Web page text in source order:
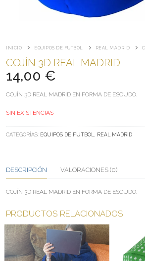
INICIO EQUIPOS DE FUTBOL REAL MADRID
COJÍN 3D REAL MADRID
14,00 €
COJÍN 3D REAL MADRID EN FORMA DE ESCUDO.
SIN EXISTENCIAS
CATEGORÍAS: EQUIPOS DE FUTBOL, REAL MADRID
DESCRIPCIÓN VALORACIONES (0)
COJÍN 3D REAL MADRID EN FORMA DE ESCUDO.
PRODUCTOS RELACIONADOS